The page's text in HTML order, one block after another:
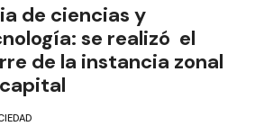
de ciencias y
se realizó el
de la instancia zonal